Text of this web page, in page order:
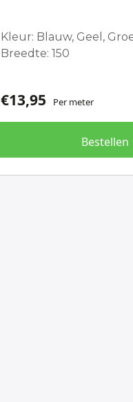
Kleur: Blauw, Geel,
Breedte: 150
€13,95 Per meter
Bestellen